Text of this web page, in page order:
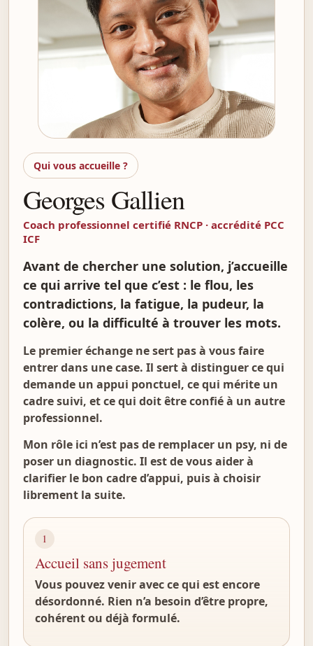
Qui vous accueille ?
Georges Gallien
Coach professionnel certifié RNCP · accrédité PCC
ICF
Avant de chercher une solution, j’accueille
ce qui arrive tel que c’est : le flou, les
contradictions, la fatigue, la pudeur, la
colère, ou la difficulté à trouver les mots.
Le premier échange ne sert pas à vous faire
entrer dans une case. Il sert à distinguer ce qui
demande un appui ponctuel, ce qui mérite un
cadre suivi, et ce qui doit être confié à un autre
professionnel.
Mon rôle ici n’est pas de remplacer un psy, ni de
poser un diagnostic. Il est de vous aider à
clarifier le bon cadre d’appui, puis à choisir
librement la suite.
1
Accueil sans jugement
Vous pouvez venir avec ce qui est encore
désordonné. Rien n’a besoin d’être propre,
cohérent ou déjà formulé.